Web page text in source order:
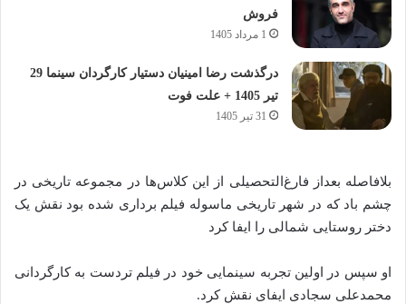
فروش
1 مرداد 1405
درگذشت رضا امینیان دستیار کارگردان سینما 29
تیر 1405 + علت فوت
31 تیر 1405
بلافاصله بعداز فارغ‌التحصیلی از این کلاس‌ها در مجموعه تاریخی در
چشم باد که در شهر تاریخی ماسوله فیلم برداری شده بود نقش یک
دختر روستایی شمالی را ایفا کرد
او سپس در اولین تجربه سینمایی خود در فیلم تردست به کارگردانی
محمدعلی سجادی ایفای نقش کرد.